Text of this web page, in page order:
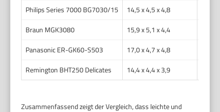
Philips Series 7000 BG7030/15
14,5 x 4,5 x 4,8
Braun MGK3080
15,9 x 5,1 x 4,4
Panasonic ER-GK60-S503
17,0 x 4,7 x 4,8
Remington BHT250 Delicates
14,4 x 4,4 x 3,9
Zusammenfassend zeigt der Vergleich, dass leichte und